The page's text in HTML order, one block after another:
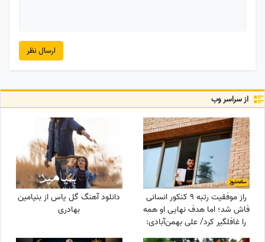
ارسال نظر
از سراسر وب
راز موفقیت رتبه 9 کنکور انسانی
فاش شد؛ اما هدف نهایی او همه
را غافلگیر کرد/ علی بهمن‌آبادی:
می‌خواهم جانم را ...
دانلود آهنگ گل یاس از بنیامین
بهادری